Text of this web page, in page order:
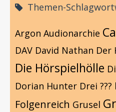
Themen-
Argon Audionarchie
DAV David Nathan Der
Die Hörspielhölle
Dorian Hunter Drei ???
Folgenreich Grusel